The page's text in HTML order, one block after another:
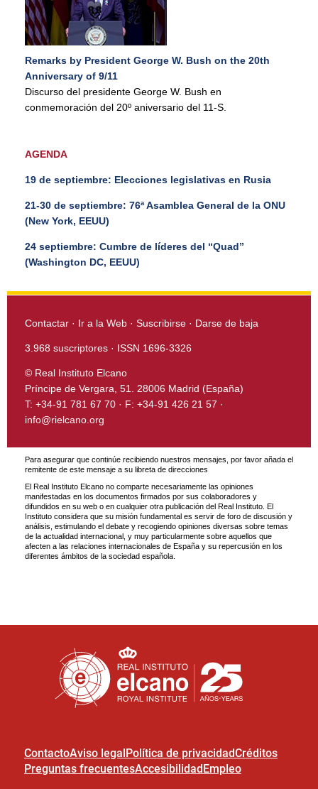
ContactoAviso legalPolítica de privacidadCréditos
Preguntas frecuentesAccesibilidadEmpleo